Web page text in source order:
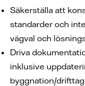
Säkerställa att
standarder och
vägval och
Driva
inklusive
byggnation/